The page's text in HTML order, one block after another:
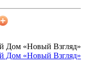
Дом «Новый Взгляд»